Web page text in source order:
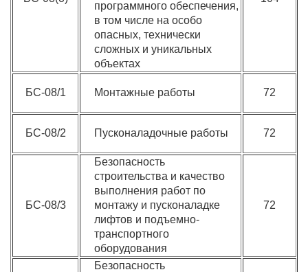
программного обеспечения,
в том числе на особо
опасных, технически
сложных и уникальных
объектах
БС-08/1 Монтажные работы 72
БС-08/2 Пусконаладочные работы 72
БС-08/3
Безопасность
строительства и качество
выполнения работ по
монтажу и пусконаладке
лифтов и подъемно-
транспортного
оборудования
72
Безопасность